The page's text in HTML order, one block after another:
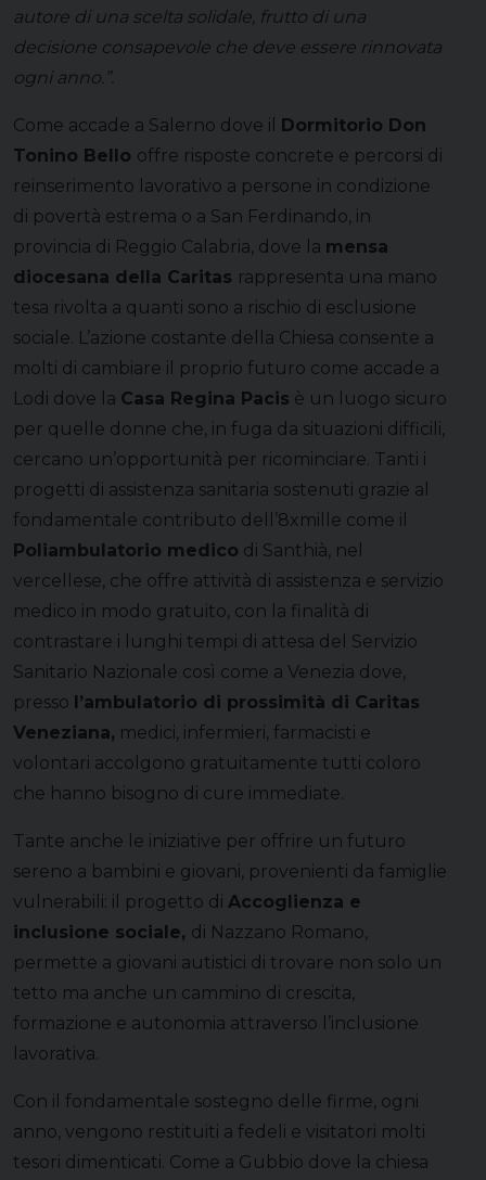
autore di una scelta solidale, frutto di una
decisione consapevole che deve essere rinnovata
ogni anno.”.
Come accade a Salerno dove il Dormitorio Don
Tonino Bello offre risposte concrete e percorsi di
reinserimento lavorativo a persone in condizione
di povertà estrema o a San Ferdinando, in
provincia di Reggio Calabria, dove la mensa
diocesana della Caritas rappresenta una mano
tesa rivolta a quanti sono a rischio di esclusione
sociale. L’azione costante della Chiesa consente a
molti di cambiare il proprio futuro come accade a
Lodi dove la Casa Regina Pacis è un luogo sicuro
per quelle donne che, in fuga da situazioni difficili,
cercano un’opportunità per ricominciare. Tanti i
progetti di assistenza sanitaria sostenuti grazie al
fondamentale contributo dell’8xmille come il
Poliambulatorio medico di Santhià, nel
vercellese, che offre attività di assistenza e servizio
medico in modo gratuito, con la finalità di
contrastare i lunghi tempi di attesa del Servizio
Sanitario Nazionale così come a Venezia dove,
presso l’ambulatorio di prossimità di Caritas
Veneziana, medici, infermieri, farmacisti e
volontari accolgono gratuitamente tutti coloro
che hanno bisogno di cure immediate.
Tante anche le iniziative per offrire un futuro
sereno a bambini e giovani, provenienti da famiglie
vulnerabili: il progetto di Accoglienza e
inclusione sociale, di Nazzano Romano,
permette a giovani autistici di trovare non solo un
tetto ma anche un cammino di crescita,
formazione e autonomia attraverso l’inclusione
lavorativa.
Con il fondamentale sostegno delle firme, ogni
anno, vengono restituiti a fedeli e visitatori molti
tesori dimenticati. Come a Gubbio dove la chiesa